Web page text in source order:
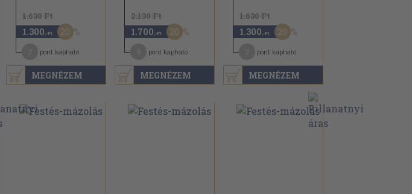
MEGNÉZEM
1.630 Ft
1.300 ,-Ft 20
pont kapható
MEGNÉZEM
2.130 Ft
1.700 ,-Ft 20
pont kapható
MEGNÉZEM
1.630 Ft
1.300 ,-Ft 20
pont kapható